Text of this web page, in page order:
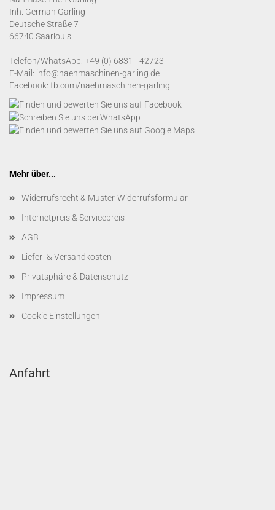
Inh. German Garling
Deutsche Straße 7
66740 Saarlouis
Telefon/WhatsApp: +49 (0) 6831 - 42723
E-Mail: info@naehmaschinen-garling.de
Facebook: fb.com/naehmaschinen-garling
Mehr über...
Widerrufsrecht & Muster-Widerrufsformular
Internetpreis & Servicepreis
AGB
Liefer- & Versandkosten
Privatsphäre & Datenschutz
Impressum
Cookie Einstellungen
Anfahrt